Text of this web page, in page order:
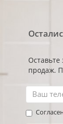
продаж.